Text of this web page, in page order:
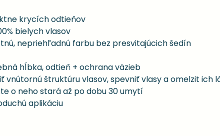
krycích odtieňov
bielych vlasov
nepriehľadnú farbu bez presvitajúcich šedín
hĺbka, odtieň + ochrana väzieb
štruktúru vlasov, spevniť vlasy a omelzit ich
o neho stará až po dobu 30 umytí
aplikáciu